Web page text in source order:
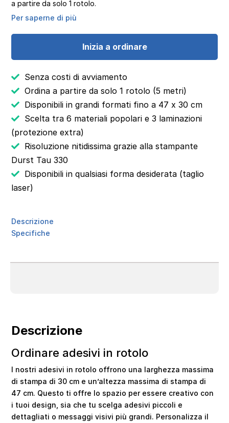
a partire da solo 1 rotolo.
Per saperne di più
Inizia a ordinare
Senza costi di avviamento
Ordina a partire da solo 1 rotolo (5 metri)
Disponibili in grandi formati fino a 47 x 30 cm
Scelta tra 6 materiali popolari e 3 laminazioni
(protezione extra)
Risoluzione nitidissima grazie alla stampante
Durst Tau 330
Disponibili in qualsiasi forma desiderata (taglio
laser)
Descrizione
Specifiche
Descrizione
Ordinare adesivi in rotolo
I nostri adesivi in rotolo offrono una larghezza massima
di stampa di 30 cm e un’altezza massima di stampa di
47 cm. Questo ti offre lo spazio per essere creativo con
i tuoi design, sia che tu scelga adesivi piccoli e
dettagliati o messaggi visivi più grandi. Personalizza il